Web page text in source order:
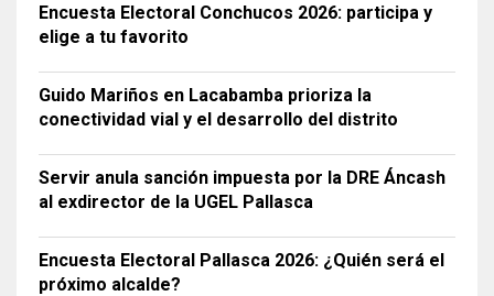
Encuesta Electoral Conchucos 2026: participa y
elige a tu favorito
Guido Mariños en Lacabamba prioriza la
conectividad vial y el desarrollo del distrito
Servir anula sanción impuesta por la DRE Áncash
al exdirector de la UGEL Pallasca
Encuesta Electoral Pallasca 2026: ¿Quién será el
próximo alcalde?